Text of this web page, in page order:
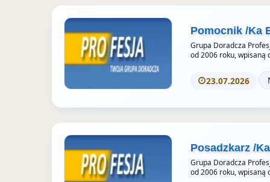
a
c
b
o
o
k
u
i
t
t
e
r
z
e
n
e
t
s
t
a
g
a
m
S
t
o
Pomocnik /Ka
Grupa Doradcza
od 2006 roku, wpisaną
23.07.2026
Posadzkarz /
Grupa Doradcza
od 2006 roku, wpisaną